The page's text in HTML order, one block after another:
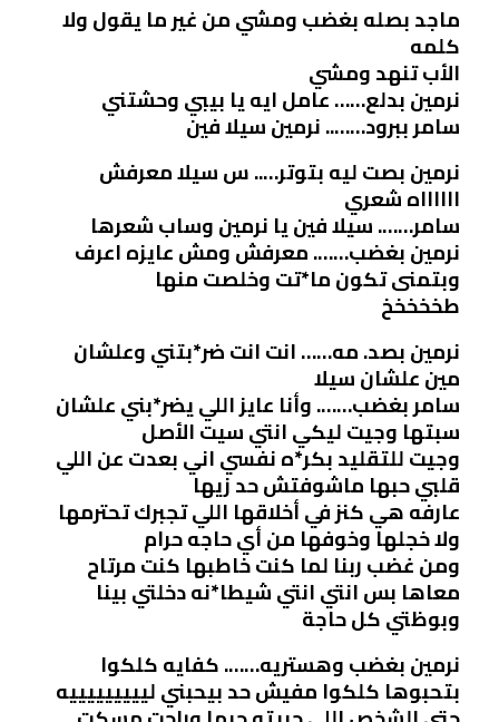
ماجد بصله بغضب ومشي من غير ما يقول ولا
كلمه
الأب تنهد ومشي
نرمين بدلع…… عامل ايه يا بيبي وحشتني
سامر ببرود…….. نرمين سيلا فين
نرمين بصت ليه بتوتر….. س سيلا معرفش
ااااااه شعري
سامر……. سيلا فين يا نرمين وساب شعرها
نرمين بغضب……. معرفش ومش عايزه اعرف
وبتمنى تكون ما*تت وخلصت منها
طخخخخخ
نرمين بصد. مه…… انت انت ضر*بتني وعلشان
مين علشان سيلا
سامر بغضب……. وأنا عايز اللي يضر*بني علشان
سبتها وجيت ليكي انتي سيت الأصل
وجيت للتقليد بكر*ه نفسي اني بعدت عن اللي
قلبي حبها ماشوفتش حد زيها
عارفه هي كنز في أخلاقها اللي تجبرك تحترمها
ولا خجلها وخوفها من أي حاجه حرام
ومن غضب ربنا لما كنت خاطبها كنت مرتاح
معاها بس انتي انتي شيطا*نه دخلتي بينا
وبوظتي كل حاجة
نرمين بغضب وهستريه……. كفايه كلكوا
بتحبوها كلكوا مفيش حد بيحبني ليييييييييه